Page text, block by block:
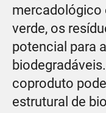
mercadológico
verde, os
potencial para
coproduto
estrutural de